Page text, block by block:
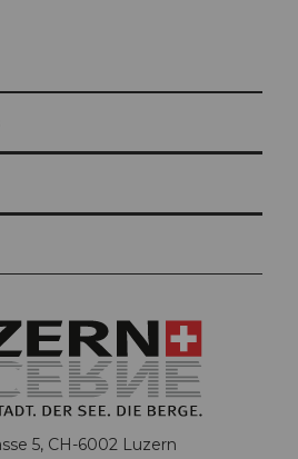
pour la nuit
5, CH-6002 Luzern